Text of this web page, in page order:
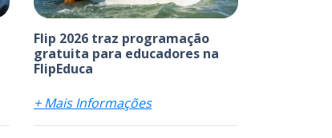
Flip 2026 traz programação
gratuita para educadores na
FlipEduca
+ Mais Informações